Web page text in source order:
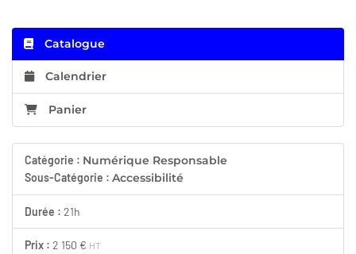
Catalogue
Calendrier
Panier
Catégorie : Numérique Responsable
Sous-Catégorie : Accessibilité
Durée : 21h
Prix : 2 150 € HT